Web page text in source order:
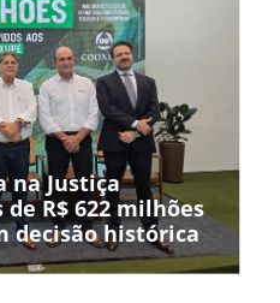
na Justiça
R$ 622 milhões
decisão histórica